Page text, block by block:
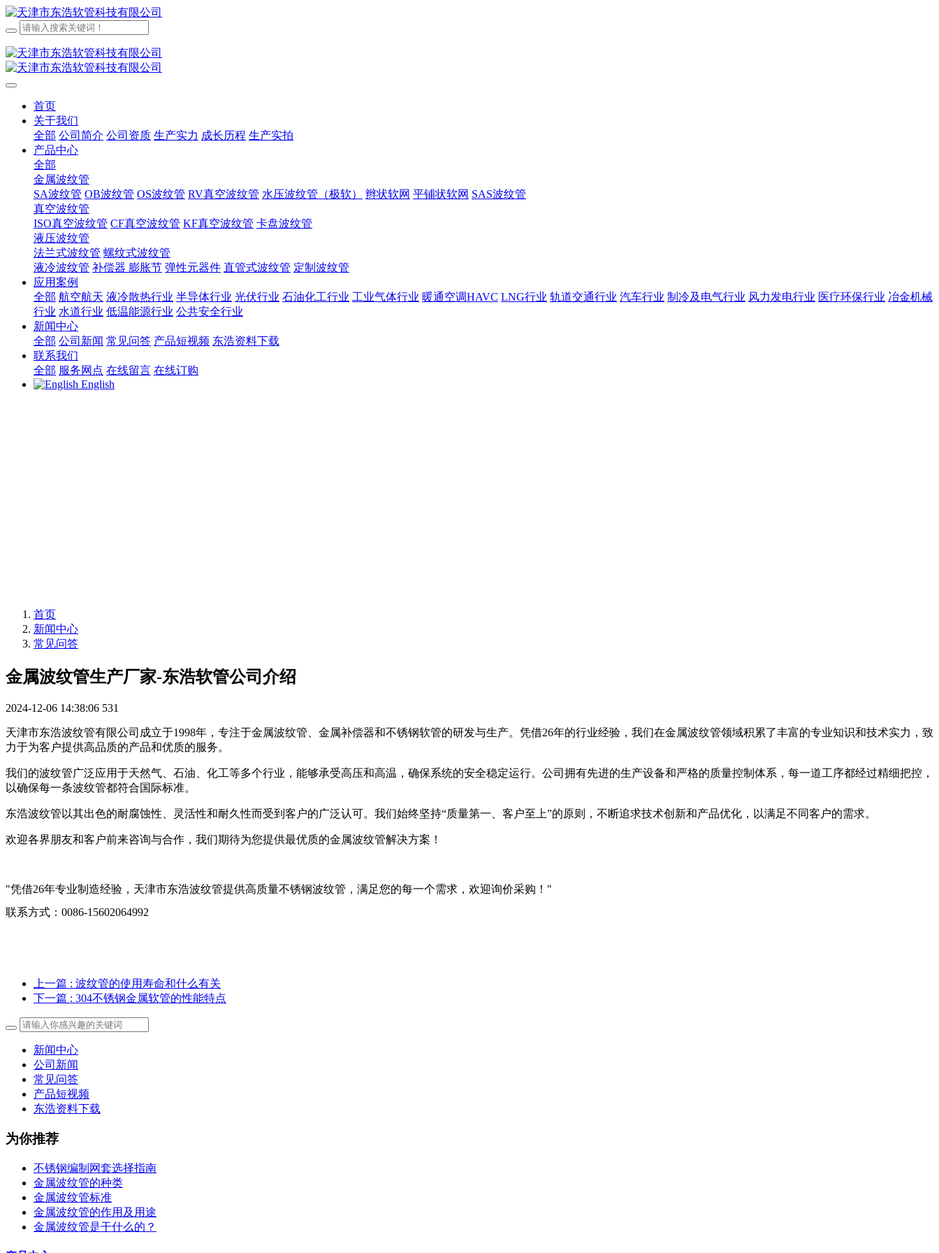
首页
关于我们
全部 公司简介 公司资质 生产实力 成长历程 生产实拍
产品中心
全部
金属波纹管
SA波纹管 OB波纹管 OS波纹管 RV真空波纹管 水压波纹管（极软） 辫状软网 平铺状软网 SAS波纹管
真空波纹管
ISO真空波纹管 CF真空波纹管 KF真空波纹管 卡盘波纹管
液压波纹管
法兰式波纹管 螺纹式波纹管
液冷波纹管 补偿器 膨胀节 弹性元器件 直管式波纹管 定制波纹管
应用案例
全部 航空航天 液冷散热行业 半导体行业 光伏行业 石油化工行业 工业气体行业 暖通空调HAVC LNG行业 轨道交通行业 汽车行业 制冷及电气行业 风力发电行业 医疗环保行业 冶金机械
行业 水道行业 低温能源行业 公共安全行业
新闻中心
全部 公司新闻 常见问答 产品短视频 东浩资料下载
联系我们
全部 服务网点 在线留言 在线订购
English
首页
新闻中心
常见问答
金属波纹管生产厂家-东浩软管公司介绍
2024-12-06 14:38:06 531
天津市东浩波纹管有限公司成立于1998年，专注于金属波纹管、金属补偿器和不锈钢软管的研发与生产。凭借26年的行业经验，我们在金属波纹管领域积累了丰富的专业知识和技术实力，致
力于为客户提供高品质的产品和优质的服务。
我们的波纹管广泛应用于天然气、石油、化工等多个行业，能够承受高压和高温，确保系统的安全稳定运行。公司拥有先进的生产设备和严格的质量控制体系，每一道工序都经过精细把控，
以确保每一条波纹管都符合国际标准。
东浩波纹管以其出色的耐腐蚀性、灵活性和耐久性而受到客户的广泛认可。我们始终坚持“质量第一、客户至上”的原则，不断追求技术创新和产品优化，以满足不同客户的需求。
欢迎各界朋友和客户前来咨询与合作，我们期待为您提供最优质的金属波纹管解决方案！
"凭借26年专业制造经验，天津市东浩波纹管提供高质量不锈钢波纹管，满足您的每一个需求，欢迎询价采购！"
联系方式：0086-15602064992
上一篇 : 波纹管的使用寿命和什么有关
下一篇 : 304不锈钢金属软管的性能特点
新闻中心
公司新闻
常见问答
产品短视频
东浩资料下载
为你推荐
不锈钢编制网套选择指南
金属波纹管的种类
金属波纹管标准
金属波纹管的作用及用途
金属波纹管是干什么的？